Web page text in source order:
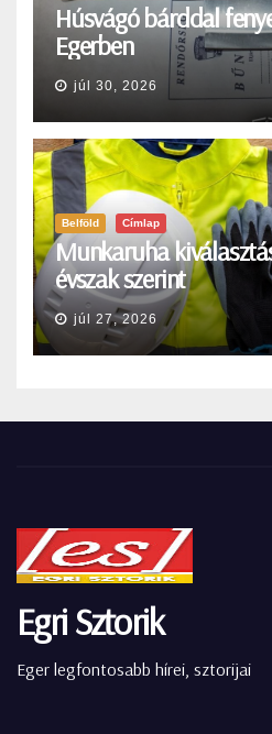
Húsvágó bárddal
Egerben
júl 30, 2026
Belföld Címlap
Munkaruha
évszak szerint
júl 27, 2026
Egri Sztorik
Eger legfontosabb hírei, sztorijai